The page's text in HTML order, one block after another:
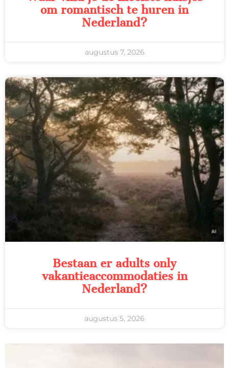
om romantisch te huren in
Nederland?
augustus 7, 2026
Bestaan er adults only
vakantieaccommodaties in
Nederland?
augustus 5, 2026